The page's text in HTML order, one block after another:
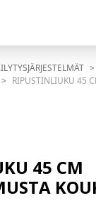
RIPUSTINLIUKU 45
45 CM